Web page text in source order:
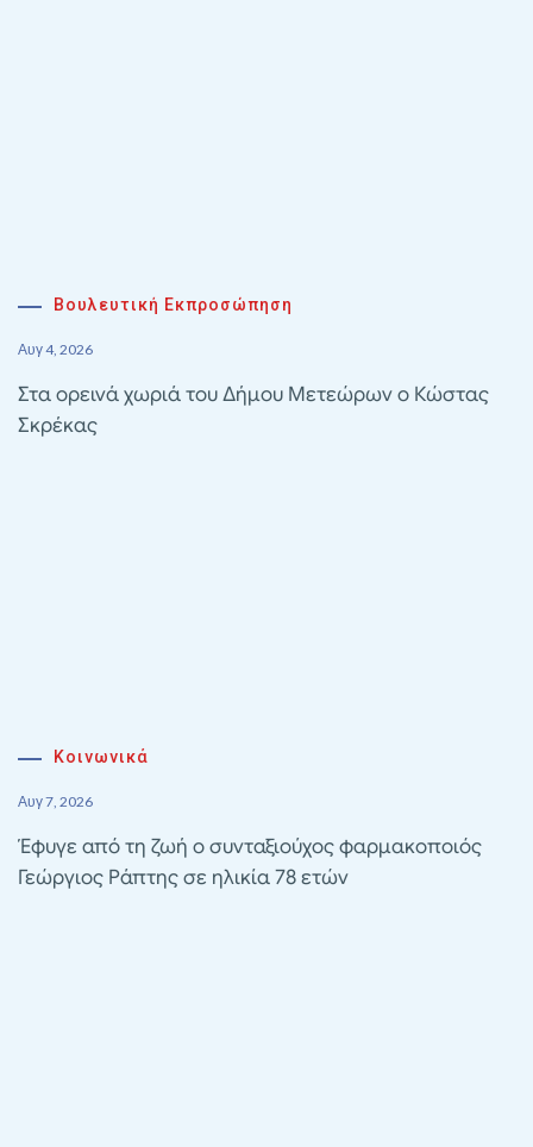
Βουλευτική Εκπροσώπηση
Αυγ 4, 2026
Στα ορεινά χωριά του Δήμου Μετεώρων ο Κώστας
Σκρέκας
Κοινωνικά
Αυγ 7, 2026
Έφυγε από τη ζωή ο συνταξιούχος φαρμακοποιός
Γεώργιος Ράπτης σε ηλικία 78 ετών